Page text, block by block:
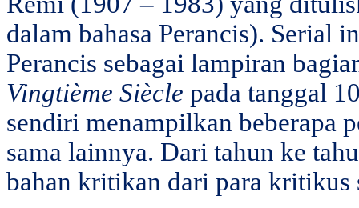
dalam bahasa Perancis). Serial
Perancis sebagai lampiran
Vingtième Siècle pada tanggal
sendiri menampilkan beberapa
sama lainnya. Dari tahun ke
bahan kritikan dari para kritikus